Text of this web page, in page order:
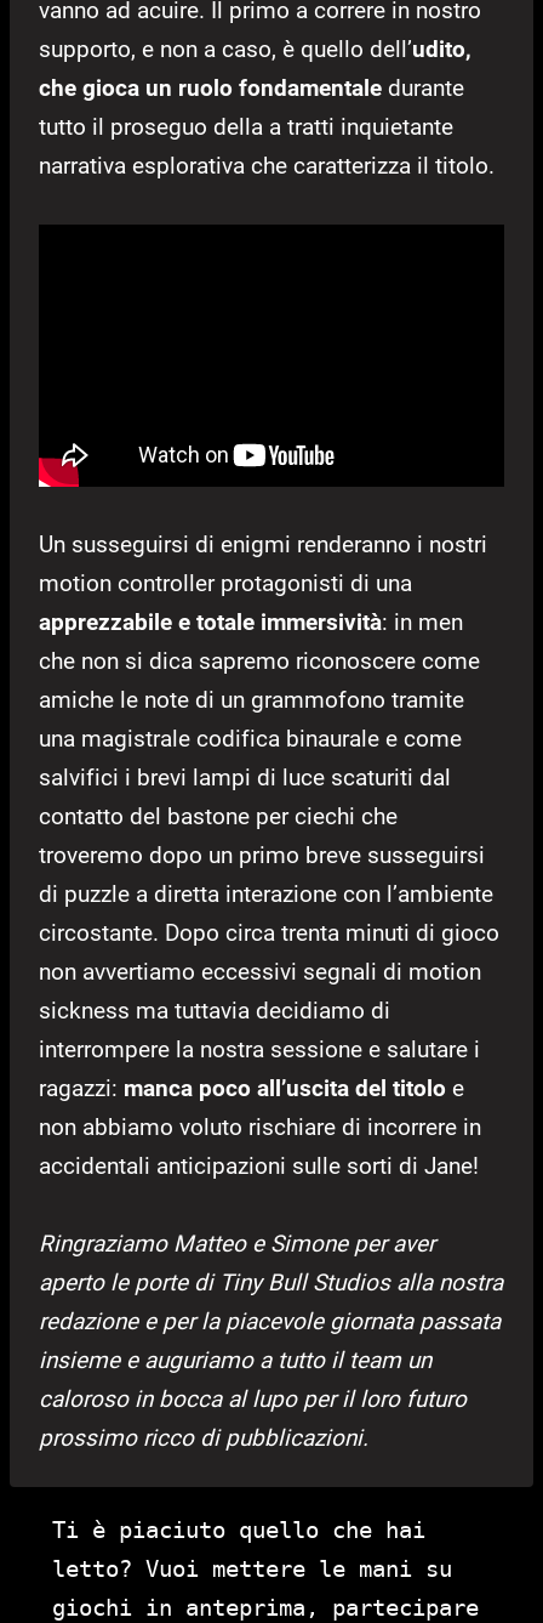
vanno ad acuire. Il primo a correre in nostro
supporto, e non a caso, è quello dell’udito,
che gioca un ruolo fondamentale durante
tutto il proseguo della a tratti inquietante
narrativa esplorativa che caratterizza il titolo.
Un susseguirsi di enigmi renderanno i nostri
motion controller protagonisti di una
apprezzabile e totale immersività: in men
che non si dica sapremo riconoscere come
amiche le note di un grammofono tramite
una magistrale codifica binaurale e come
salvifici i brevi lampi di luce scaturiti dal
contatto del bastone per ciechi che
troveremo dopo un primo breve susseguirsi
di puzzle a diretta interazione con l’ambiente
circostante. Dopo circa trenta minuti di gioco
non avvertiamo eccessivi segnali di motion
sickness ma tuttavia decidiamo di
interrompere la nostra sessione e salutare i
ragazzi: manca poco all’uscita del titolo e
non abbiamo voluto rischiare di incorrere in
accidentali anticipazioni sulle sorti di Jane!
Ringraziamo Matteo e Simone per aver
aperto le porte di Tiny Bull Studios alla nostra
redazione e per la piacevole giornata passata
insieme e auguriamo a tutto il team un
caloroso in bocca al lupo per il loro futuro
prossimo ricco di pubblicazioni.
Ti è piaciuto quello che hai
letto? Vuoi mettere le mani su
giochi in anteprima, partecipare